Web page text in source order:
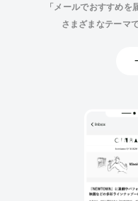
「メールでおすすめを
さまざまなテーマ